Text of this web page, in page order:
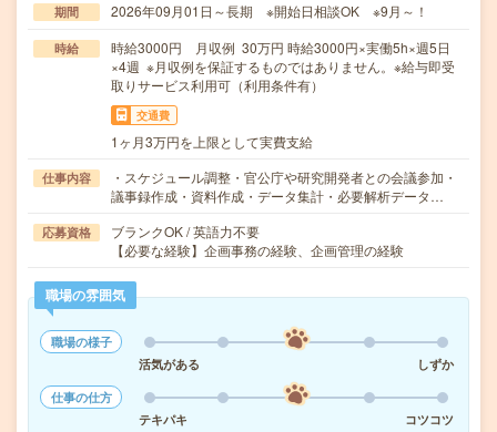
期間 2026年09月01日～長期 ※開始日相談OK ※9月～！
時給
時給3000円 月収例 30万円 時給3000円×実働5h×週5日
×4週 ※月収例を保証するものではありません。※給与即受
取りサービス利用可（利用条件有）
交通費
1ヶ月3万円を上限として実費支給
仕事内容
・スケジュール調整・官公庁や研究開発者との会議参加・
議事録作成・資料作成・データ集計・必要解析データ…
応募資格
ブランクOK / 英語力不要
【必要な経験】企画事務の経験、企画管理の経験
職場の雰囲気
職場の様子
活気がある
しずか
仕事の仕方
テキパキ
コツコツ